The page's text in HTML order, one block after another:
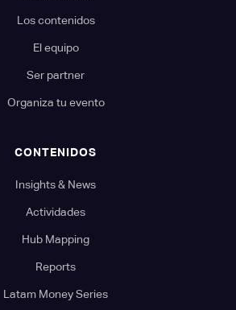
Los contenidos
El equipo
Ser partner
Organiza tu evento
CONTENIDOS
Insights & News
Actividades
Hub Mapping
Reports
Latam Money Series